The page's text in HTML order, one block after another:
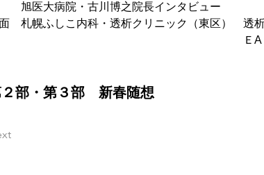
医大病院・古川博之院長インタビュー
　札幌ふしこ内科・透析クリニック（東区）　透
AＴ治療で、上咽頭
部・第３部　新春随想